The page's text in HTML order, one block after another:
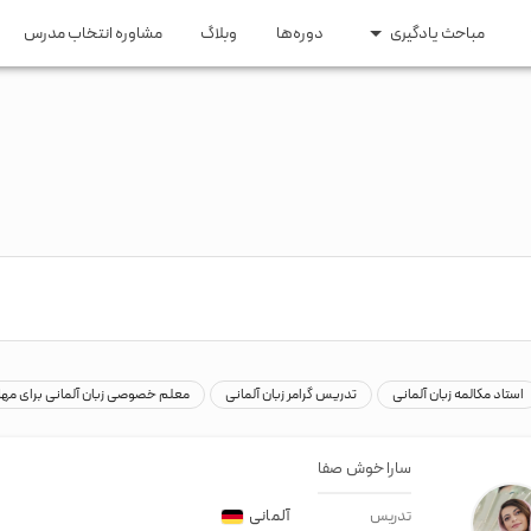
مباحث یادگیری
و مهاجرت
مقاطع تحصیلی
دوره‌ها وبلاگ مشاوره انتخاب مدرس
استاد مکالمه زبان آلمانی تدریس گرامر زبان آلمانی معلم خصوصی زبان آلمانی برای
سارا خوش صفا
تدریس آلمانی